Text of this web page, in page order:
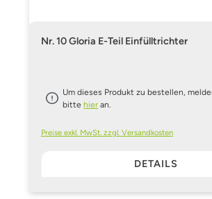
Nr. 10 Gloria E-Teil Einfülltrichter
Um dieses Produkt zu bestellen,
bittehier an.
Preise exkl. MwSt. zzgl. Versandkosten
DETAILS